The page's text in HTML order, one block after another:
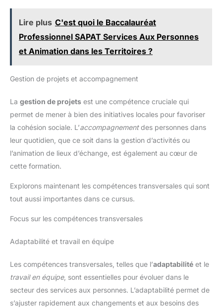
Lire plus C'est quoi le Baccalauréat
Professionnel SAPAT Services Aux Personnes
et Animation dans les Territoires ?
Gestion de projets et accompagnement
La gestion de projets est une compétence cruciale qui
permet de mener à bien des initiatives locales pour favoriser
la cohésion sociale. L’accompagnementdes personnes dans
leur quotidien, que ce soit dans la gestion d’activités ou
l’animation de lieux d’échange, est également au cœur de
cette formation.
Explorons maintenant les compétences transversales qui sont
tout aussi importantes dans ce cursus.
Focus sur les compétences transversales
Adaptabilité et travail en équipe
Les compétences transversales, telles que l’adaptabilité et le
travail en équipe, sont essentielles pour évoluer dans le
secteur des services aux personnes. L’adaptabilité permet de
s’ajuster rapidement aux changements et aux besoins des